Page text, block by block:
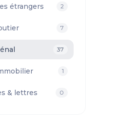
étrangers 2
7
37
1
& lettres 0